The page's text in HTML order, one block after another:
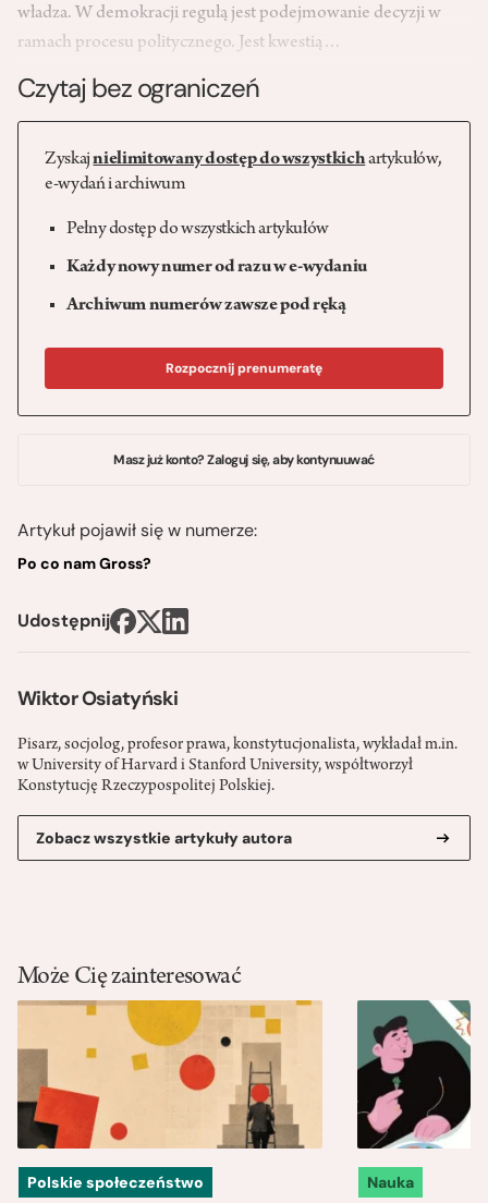
Wiktor Osiatyński
Pisarz, socjolog, profesor prawa, konstytucjonalista, wykładał m.in.
w University of Harvard i Stanford University, współtworzył
Konstytucję Rzeczypospolitej Polskiej.
Zobacz wszystkie artykuły autora
władza. W demokracji regułą jest podejmowanie decyzji w
ramach procesu politycznego. Jest kwestią…
Czytaj bez ograniczeń
Zyskajnielimitowany dostęp do wszystkichartykułów,
e-wydań i archiwum
Pełny dostęp do wszystkich artykułów
Każdy nowy numer od razu w e-wydaniu
Archiwum numerów zawsze pod ręką
Rozpocznij prenumeratę
Masz już konto? Zaloguj się, aby kontynuuwać
Artykuł pojawił się w numerze:
Po co nam Gross?
Udostępnij
Może Cię zainteresować
Polskie społeczeństwo Nauka